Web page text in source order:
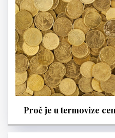
Proč je u termovize